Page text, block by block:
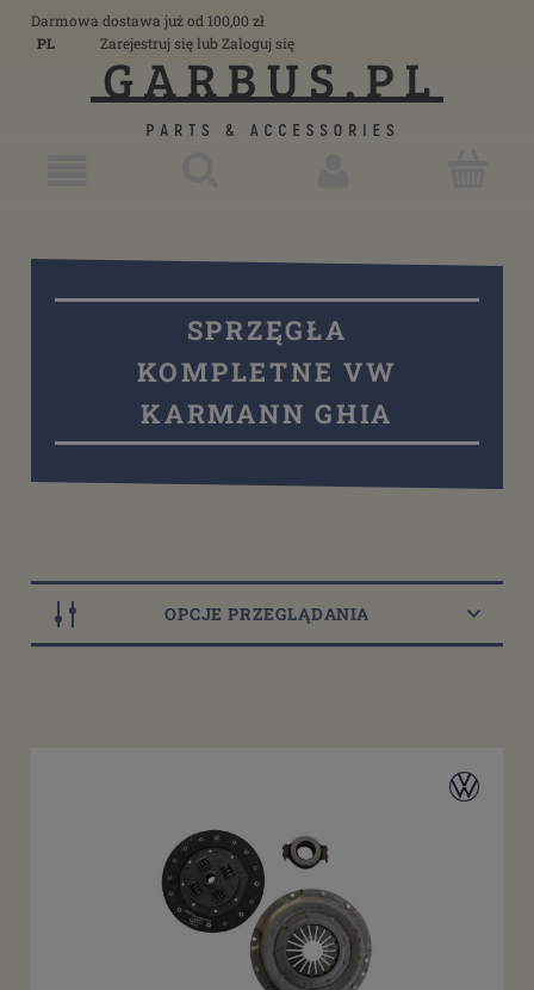
Darmowa dostawa już od 100,00 zł
PL
Zarejestruj sięlub Zaloguj się
SPRZĘGŁA
KOMPLETNE VW
KARMANN GHIA
OPCJE PRZEGLĄDANIA